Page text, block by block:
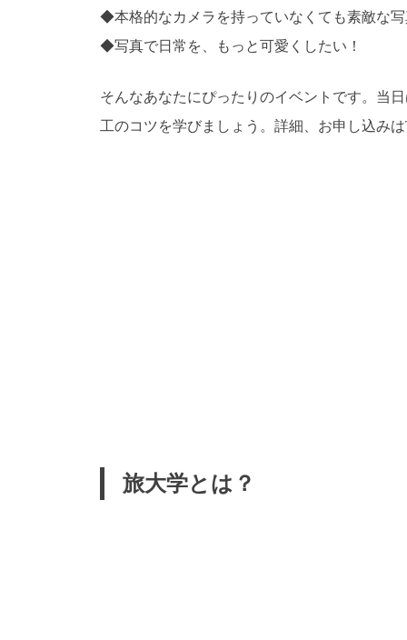
◆本格的なカメラを持っていなくても素敵な
◆写真で日常を、もっと可愛くしたい！
そんなあなたにぴったりのイベントです。当
工のコツを学びましょう。詳細、お申し込み
旅大学とは？